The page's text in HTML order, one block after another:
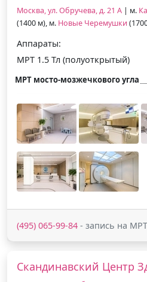
Москва, ул. Обручева, д. 21 А | м.
(1400 м), м. Новые Черемушки
Аппараты:
МРТ 1.5 Тл (полуоткрытый)
МРТ мосто-мозжечкового угла
(495) 065-99-84 - запись на МРТ
Скандинавский Центр